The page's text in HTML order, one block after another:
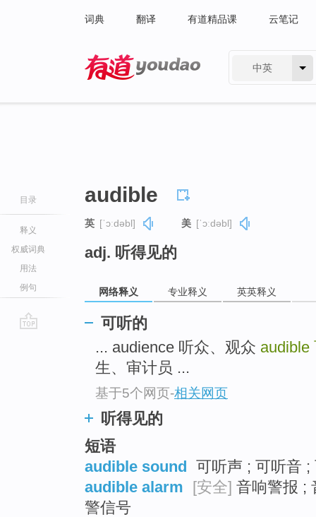
词典 翻译 有道精品课 云笔记
中英
目录
释义
权威词典
用法
例句
audible
英 [ˈɔːdəbl] 美 [ˈɔːdəbl]
adj. 听得见的
网络释义 专业释义 英英释义
可听的
... audience 听众、观众 audible
生、审计员 ...
基于5个网页-相关网页
听得见的
短语
audible sound 可听声 ; 可听音 ;
audible alarm [安全] 音响警报 ;
警信号